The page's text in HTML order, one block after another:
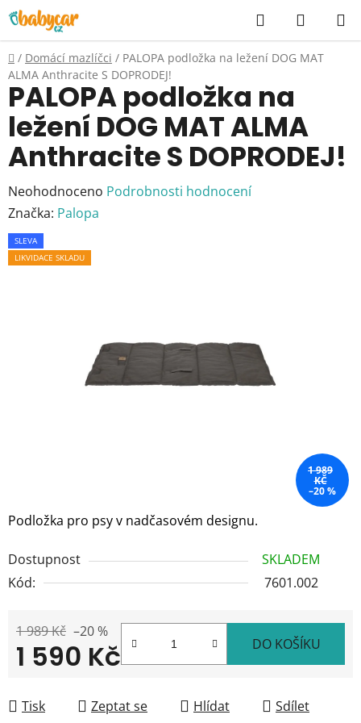
Přejít
na
obsah
Hledat
KOŠÍK
Domů
/ Domácí mazlíčci / PALOPA podložka na ležení DOG MAT
ALMA Anthracite S DOPRODEJ!
Podložka pro psy v nadčasovém designu.
Dostupnost
SKLADEM
Kód:
7601.002
1 989 Kč –20 %
1 590 Kč DO KOŠÍKU
Tisk Zeptat se Hlídat Sdílet
PALOPA podložka na
ležení DOG MAT ALMA
Anthracite S DOPRODEJ!
Průměrné
hodnocení
produktu
je
Neohodnoceno Podrobnosti hodnocení
Značka: Palopa
SLEVA
LIKVIDACE SKLADU
1 989
KČ
–20 %